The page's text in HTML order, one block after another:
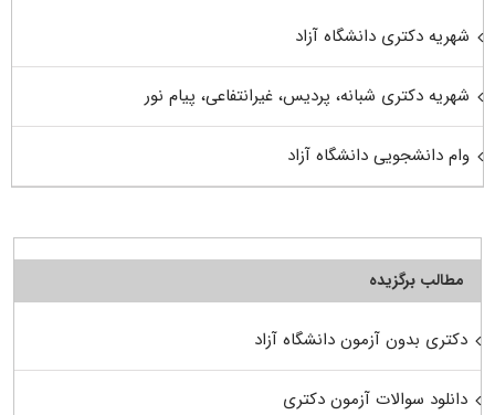
شهریه دکتری دانشگاه آزاد
شهریه دکتری شبانه، پردیس، غیرانتفاعی، پیام نور
وام دانشجویی دانشگاه آزاد
مطالب برگزیده
دکتری بدون آزمون دانشگاه آزاد
دانلود سوالات آزمون دکتری